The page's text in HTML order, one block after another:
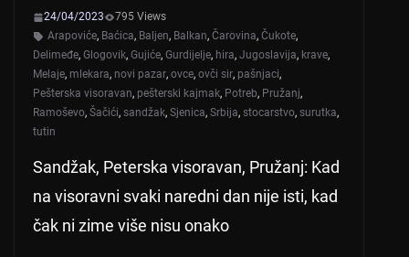
24/04/2023
795 Views
Arapoviće, Baćica, Baljen, Balkan, Čarovina, Čukote,
Delimeđe, Glogovik, Gujiće, Gurdijelje, hira, Jugoslavija, krave,
Melaje, mlekara, novi pazar, ovce, ovči sir, pašnjaci,
Pešterska visoravan, pešterski kajmak, Potreb, Pružanj,
Ramoševo, Šačići, sandžak, Sjenica, Srbija, stocarstvo, surutka,
tutin
Sandžak, Peterska visoravan, Pružanj: Kad
na visoravni svaki naredni dan nije isti, kad
čak ni zime više nisu onako